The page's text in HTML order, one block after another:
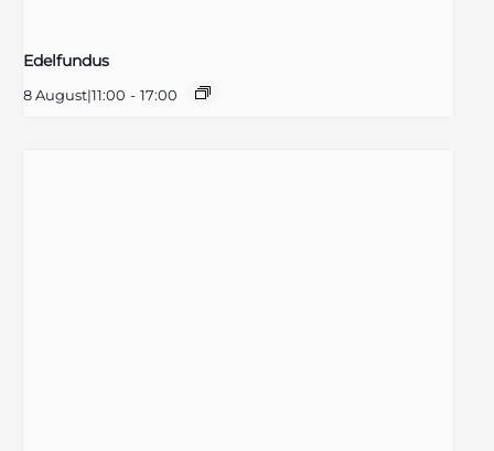
Edelfundus
8 August|11:00 - 17:00